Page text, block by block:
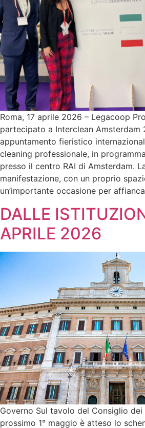
Roma, 17 aprile 2026 – Legacoop
partecipato a Interclean Amsterdam
appuntamento fieristico
cleaning professionale, in
presso il centro RAI di Amsterdam.
manifestazione, con un proprio
un’importante occasione per
DALLE
APRILE 2026
Governo Sul tavolo del Consiglio
prossimo 1° maggio è atteso lo